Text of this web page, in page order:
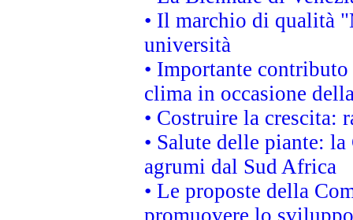
• Il marchio di qualità
università
• Importante
clima in occasione
• Costruire la crescita:
• Salute delle piante:
agrumi dal Sud Africa
• Le proposte della
promuovere lo